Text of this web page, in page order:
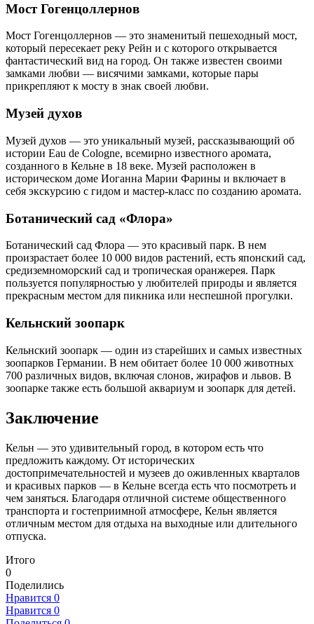
Мост Гогенцоллернов
Мост Гогенцоллернов — это знаменитый пешеходный мост,
который пересекает реку Рейн и с которого открывается
фантастический вид на город. Он также известен своими
замками любви — висячими замками, которые пары
прикрепляют к мосту в знак своей любви.
Музей духов
Музей духов — это уникальный музей, рассказывающий об
истории Eau de Cologne, всемирно известного аромата,
созданного в Кельне в 18 веке. Музей расположен в
историческом доме Иоганна Марии Фарины и включает в
себя экскурсию с гидом и мастер-класс по созданию аромата.
Ботанический сад «Флора»
Ботанический сад Флора — это красивый парк. В нем
произрастает более 10 000 видов растений, есть японский сад,
средиземноморский сад и тропическая оранжерея. Парк
пользуется популярностью у любителей природы и является
прекрасным местом для пикника или неспешной прогулки.
Кельнский зоопарк
Кельнский зоопарк — один из старейших и самых известных
зоопарков Германии. В нем обитает более 10 000 животных
700 различных видов, включая слонов, жирафов и львов. В
зоопарке также есть большой аквариум и зоопарк для детей.
Заключение
Кельн — это удивительный город, в котором есть что
предложить каждому. От исторических
достопримечательностей и музеев до оживленных кварталов
и красивых парков — в Кельне всегда есть что посмотреть и
чем заняться. Благодаря отличной системе общественного
транспорта и гостеприимной атмосфере, Кельн является
отличным местом для отдыха на выходные или длительного
отпуска.
Итого
0
Поделились
Нравится 0
Нравится 0